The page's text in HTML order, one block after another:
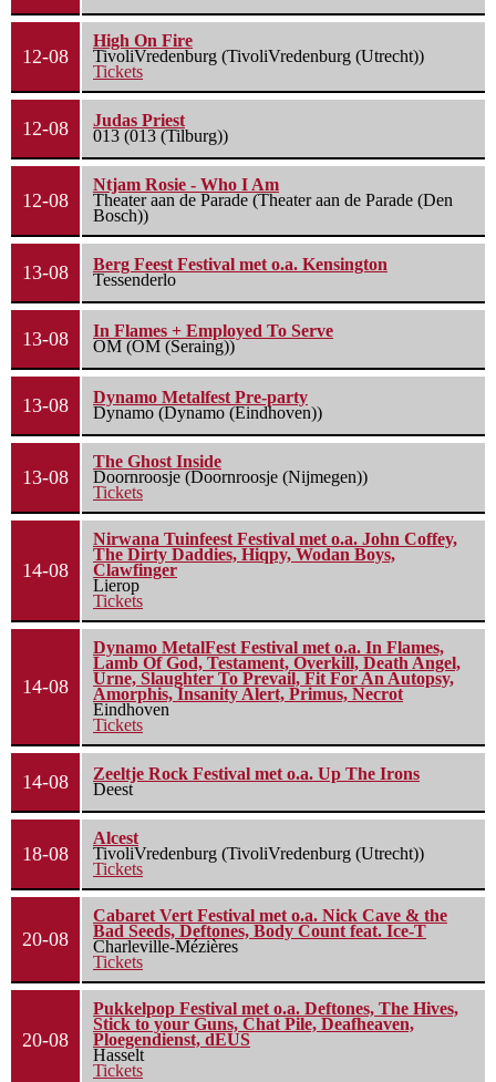
12-08
High On Fire
TivoliVredenburg (TivoliVredenburg (Utrecht))
Tickets
12-08
Judas Priest
013 (013 (Tilburg))
12-08
Ntjam Rosie - Who I Am
Theater aan de Parade (Theater aan de Parade (Den
Bosch))
13-08
Berg Feest Festival met o.a. Kensington
Tessenderlo
13-08
In Flames + Employed To Serve
OM (OM (Seraing))
13-08
Dynamo Metalfest Pre-party
Dynamo (Dynamo (Eindhoven))
13-08
The Ghost Inside
Doornroosje (Doornroosje (Nijmegen))
Tickets
14-08
Nirwana Tuinfeest Festival met o.a. John Coffey,
The Dirty Daddies, Hiqpy, Wodan Boys,
Clawfinger
Lierop
Tickets
14-08
Dynamo MetalFest Festival met o.a. In Flames,
Lamb Of God, Testament, Overkill, Death Angel,
Urne, Slaughter To Prevail, Fit For An Autopsy,
Amorphis, Insanity Alert, Primus, Necrot
Eindhoven
Tickets
14-08
Zeeltje Rock Festival met o.a. Up The Irons
Deest
18-08
Alcest
TivoliVredenburg (TivoliVredenburg (Utrecht))
Tickets
20-08
Cabaret Vert Festival met o.a. Nick Cave & the
Bad Seeds, Deftones, Body Count feat. Ice-T
Charleville-Mézières
Tickets
20-08
Pukkelpop Festival met o.a. Deftones, The Hives,
Stick to your Guns, Chat Pile, Deafheaven,
Ploegendienst, dEUS
Hasselt
Tickets